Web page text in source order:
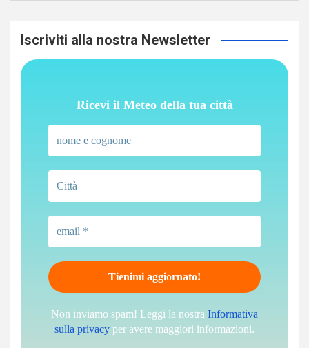
Iscriviti alla nostra Newsletter
Ricevi il Meteo della tua città
Non inviamo spam! Leggi la nostra Informativa
sulla privacy per avere maggiori informazioni.